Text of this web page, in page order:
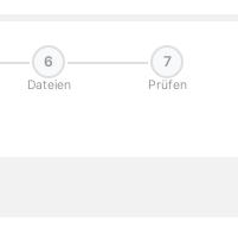
6
Dateien
7
Prüfen